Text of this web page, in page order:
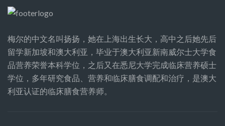
梅尔的中文名叫扬扬，她在上海出生长大，高中之后她先后
留学新加坡和澳大利亚，毕业于澳大利亚新南威尔士大学食
品营养荣誉本科学位，之后又在悉尼大学完成临床营养硕士
学位，多年研究食品、营养和临床膳食调配和治疗，是澳大
利亚认证的临床膳食营养师。